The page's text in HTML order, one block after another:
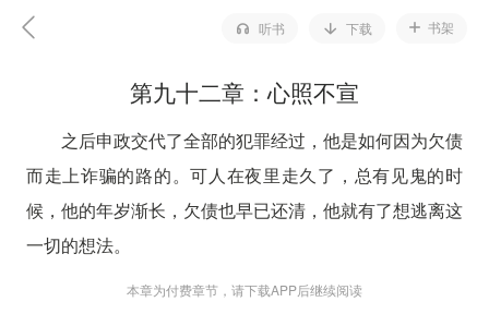
听书 下载 书架
第九十二章：心照不宣
之后申政交代了全部的犯罪经过，他是如何因为欠债
而走上诈骗的路的。可人在夜里走久了，总有见鬼的时
候，他的年岁渐长，欠债也早已还清，他就有了想逃离这
一切的想法。
可是做到他这个份上，不是想不干就能不干的，他的
本章为付费章节，请下载APP后继续阅读